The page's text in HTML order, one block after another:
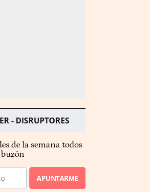
- DISRUPTORES
de la semana todos
APUNTARME